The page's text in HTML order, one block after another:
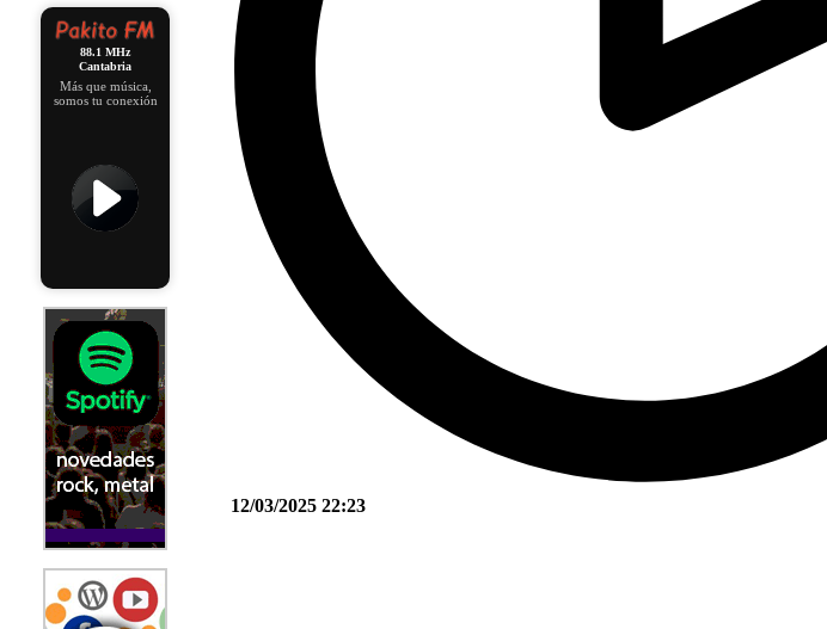
88.1 MHz
Cantabria
Más que música,
somos tu conexión
12/03/2025 22:23